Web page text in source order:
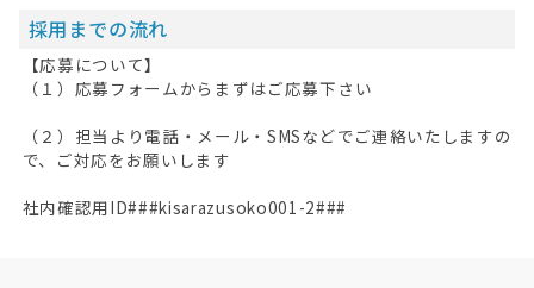
採用までの流れ
【応募について】
（１）応募フォームからまずはご応募下さい
（２）担当より電話・メール・SMSなどでご連絡いたしますの
で、ご対応をお願いします
社内確認用ID###kisarazusoko001-2###